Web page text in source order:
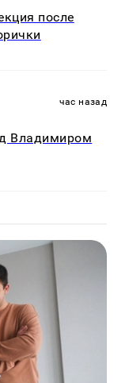
после
час назад
Владимиром